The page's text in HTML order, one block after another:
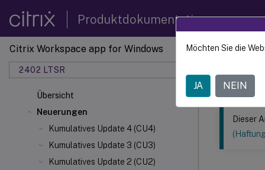
Produktdokumentation
Citrix Workspace app for Windows
2402 LTSR
Übersicht
Neuerungen
Kumulatives Update 4 (CU4)
Kumulatives Update 3 (CU3)
Kumulatives Update 2 (CU2)
Dieser Inhalt
Citrix
Dieser
Möchten Sie die
JA NEIN